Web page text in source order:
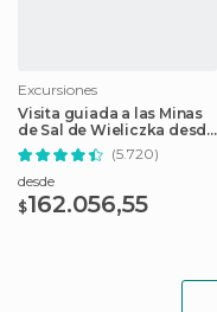
Excursiones
Visita guiada a las Minas
de Sal de Wieliczka desde
Cracovia
(5.720)
desde
$162.056,55